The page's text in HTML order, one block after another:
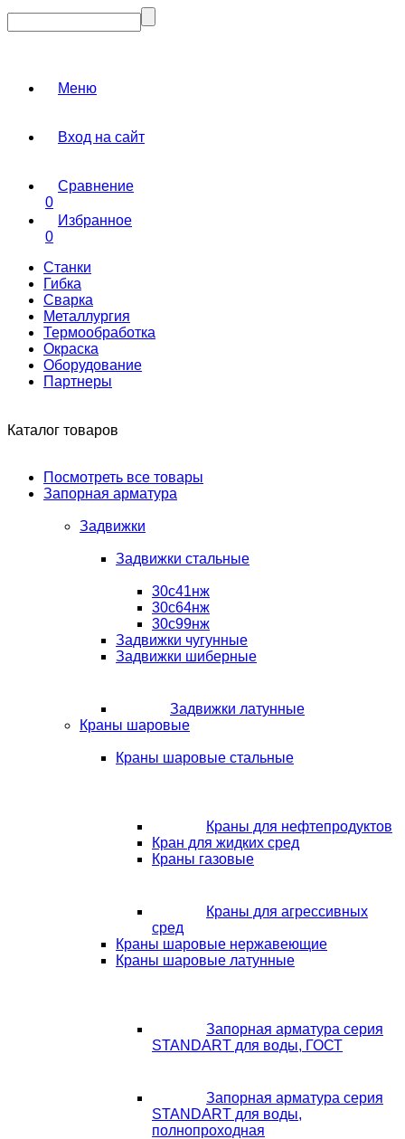
Меню
Вход на сайт
Сравнение
0
Избранное
0
Станки
Гибка
Сварка
Металлургия
Термообработка
Окраска
Оборудование
Партнеры
Каталог товаров
Посмотреть все товары
Запорная арматура
Задвижки
Задвижки стальные
30с41нж
30с64нж
30с99нж
Задвижки чугунные
Задвижки шиберные
Задвижки латунные
Краны шаровые
Краны шаровые стальные
Краны для нефтепродуктов
Кран для жидких сред
Краны газовые
Краны для агрессивных
сред
Краны шаровые нержавеющие
Краны шаровые латунные
Запорная арматура серия
STANDART для воды, ГОСТ
Запорная арматура серия
STANDART для воды,
полнопроходная